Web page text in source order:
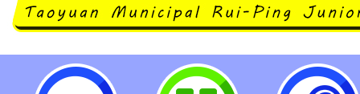
neilrpjhstyc網站設計者：徐嘉